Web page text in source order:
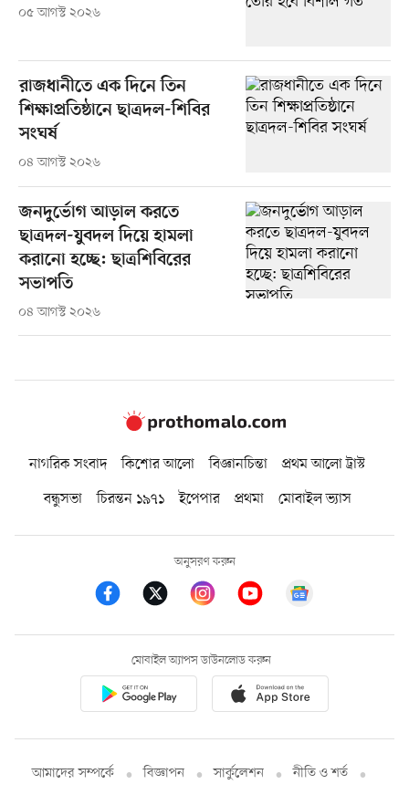
০৫ আগস্ট ২০২৬
রাজধানীতে এক দিনে তিন
শিক্ষাপ্রতিষ্ঠানে ছাত্রদল-শিবির
সংঘর্ষ
০৪ আগস্ট ২০২৬
জনদুর্ভোগ আড়াল করতে
ছাত্রদল-যুবদল দিয়ে হামলা
করানো হচ্ছে: ছাত্রশিবিরের
সভাপতি
০৪ আগস্ট ২০২৬
নাগরিক সংবাদ কিশোর আলো বিজ্ঞানচিন্তা
প্রথম আলো ট্রাস্ট
বন্ধুসভা
চিরন্তন ১৯৭১ ইপেপার প্রথমা মোবাইল ভ্যাস
অনুসরণ করুন
মোবাইল অ্যাপস ডাউনলোড করুন
আমাদের সম্পর্কে বিজ্ঞাপন সার্কুলেশন নীতি ও শর্ত